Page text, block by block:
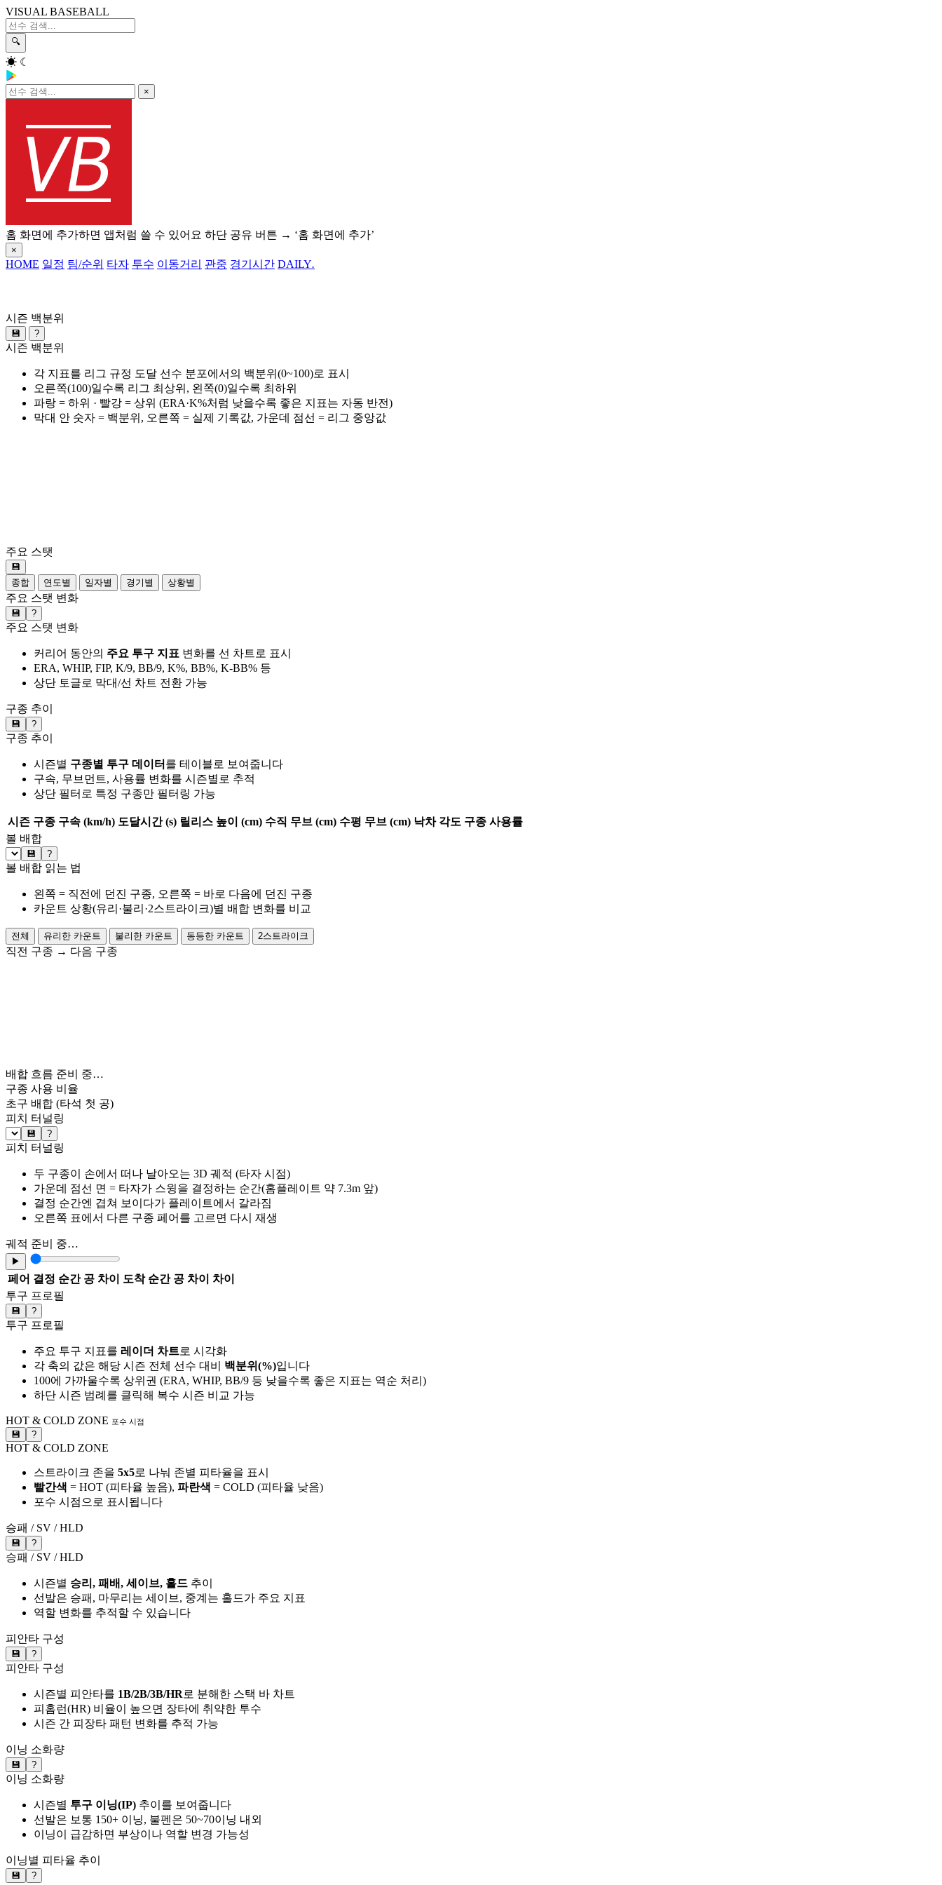
VISUAL BASEBALL
🔍
☀ ☾
×
홈 화면에 추가하면 앱처럼 쓸 수 있어요 하단 공유 버튼 → ‘홈 화면에 추가’
×
HOME 일정 팀/순위 타자 투수 이동거리 관중 경기시간 DAILY.
시즌 백분위
💾 ?
시즌 백분위
각 지표를 리그 규정 도달 선수 분포에서의 백분위(0~100)로 표시
오른쪽(100)일수록 리그 최상위, 왼쪽(0)일수록 최하위
파랑 = 하위 · 빨강 = 상위 (ERA·K%처럼 낮을수록 좋은 지표는 자동 반전)
막대 안 숫자 = 백분위, 오른쪽 = 실제 기록값, 가운데 점선 = 리그 중앙값
주요 스탯
💾
종합
연도별 일자별 경기별 상황별
주요 스탯 변화
💾 ?
주요 스탯 변화
커리어 동안의 주요 투구 지표 변화를 선 차트로 표시
ERA, WHIP, FIP, K/9, BB/9, K%, BB%, K-BB% 등
상단 토글로 막대/선 차트 전환 가능
구종 추이
💾 ?
구종 추이
시즌별 구종별 투구 데이터 를 테이블로 보여줍니다
구속, 무브먼트, 사용률 변화를 시즌별로 추적
상단 필터로 특정 구종만 필터링 가능
시즌 구종 구속 (km/h) 도달시간 (s) 릴리스 높이 (cm) 수직 무브 (cm) 수평 무브 (cm) 낙차 각도 구종 사용률
볼 배합
💾 ?
볼 배합 읽는 법
왼쪽 = 직전에 던진 구종, 오른쪽 = 바로 다음에 던진 구종
카운트 상황(유리·불리·2스트라이크)별 배합 변화를 비교
전체 유리한 카운트 불리한 카운트 동등한 카운트 2스트라이크
직전 구종 → 다음 구종
배합 흐름 준비 중…
구종 사용 비율
초구 배합 (타석 첫 공)
피치 터널링
💾 ?
피치 터널링
두 구종이 손에서 떠나 날아오는 3D 궤적 (타자 시점)
가운데 점선 면 = 타자가 스윙을 결정하는 순간(홈플레이트 약 7.3m 앞)
결정 순간엔 겹쳐 보이다가 플레이트에서 갈라짐
오른쪽 표에서 다른 구종 페어를 고르면 다시 재생
궤적 준비 중…
▶
페어 결정 순간 공 차이 도착 순간 공 차이
차이
투구 프로필
💾 ?
투구 프로필
주요 투구 지표를 레이더 차트로 시각화
각 축의 값은 해당 시즌 전체 선수 대비 백분위(%)입니다
100에 가까울수록 상위권 (ERA, WHIP, BB/9 등 낮을수록 좋은 지표는 역순 처리)
하단 시즌 범례를 클릭해 복수 시즌 비교 가능
HOT & COLD ZONE 포수 시점
💾 ?
HOT & COLD ZONE
스트라이크 존을 5x5로 나눠 존별 피타율을 표시
빨간색 = HOT (피타율 높음), 파란색 = COLD (피타율 낮음)
포수 시점으로 표시됩니다
승패 / SV / HLD
💾 ?
승패 / SV / HLD
시즌별 승리, 패배, 세이브, 홀드 추이
선발은 승패, 마무리는 세이브, 중계는 홀드가 주요 지표
역할 변화를 추적할 수 있습니다
피안타 구성
💾 ?
피안타 구성
시즌별 피안타를 1B/2B/3B/HR로 분해한 스택 바 차트
피홈런(HR) 비율이 높으면 장타에 취약한 투수
시즌 간 피장타 패턴 변화를 추적 가능
이닝 소화량
💾 ?
이닝 소화량
시즌별 투구 이닝(IP) 추이를 보여줍니다
선발은 보통 150+ 이닝, 불펜은 50~70이닝 내외
이닝이 급감하면 부상이나 역할 변경 가능성
이닝별 피타율 추이
💾 ?